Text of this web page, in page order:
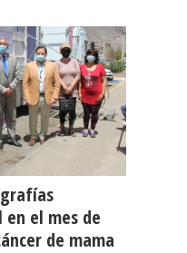
el mes de
de mama